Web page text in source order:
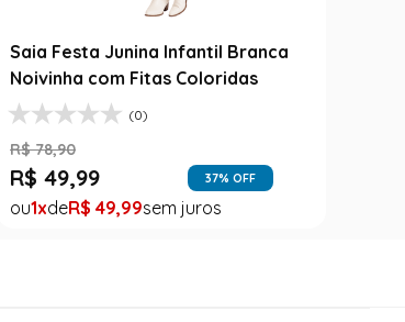
Saia Festa Junina Infantil Branca
Noivinha com Fitas Coloridas
(0)
R$ 78,90
R$ 49,99 37% OFF
1 R$ 49,99